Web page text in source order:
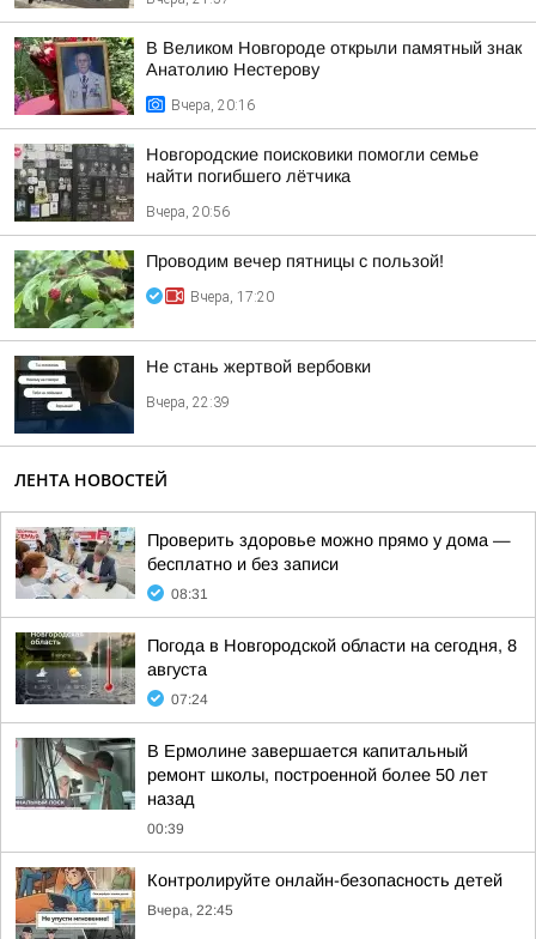
В Великом Новгороде открыли памятный знак
Анатолию Нестерову
Вчера, 20:16
Новгородские поисковики помогли семье
найти погибшего лётчика
Вчера, 20:56
Проводим вечер пятницы с пользой!
Вчера, 17:20
Не стань жертвой вербовки
Вчера, 22:39
ЛЕНТА НОВОСТЕЙ
Проверить здоровье можно прямо у дома —
бесплатно и без записи
08:31
Погода в Новгородской области на сегодня, 8
августа
07:24
В Ермолине завершается капитальный
ремонт школы, построенной более 50 лет
назад
00:39
Контролируйте онлайн-безопасность детей
Вчера, 22:45